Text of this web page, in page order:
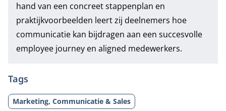
hand van een concreet stappenplan en
praktijkvoorbeelden leert zij deelnemers hoe
communicatie kan bijdragen aan een succesvolle
employee journey en aligned medewerkers.
Tags
Marketing, Communicatie & Sales